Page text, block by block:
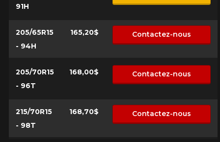
91H
205/65R15
- 94H
165,20$ Contactez-nous
205/70R15
- 96T
168,00$ Contactez-nous
215/70R15
- 98T
168,70$ Contactez-nous